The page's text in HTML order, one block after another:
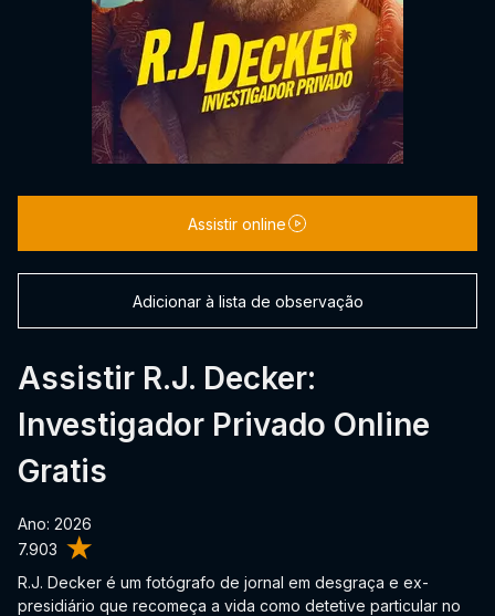
7.903
Assistir R.J. Decker:
Investigador Privado Online
Gratis
Ano: 2026
R.J. Decker é um fotógrafo de jornal em desgraça e ex-
presidiário que recomeça a vida como detetive particular no
Assistir online
Adicionar à lista de observação